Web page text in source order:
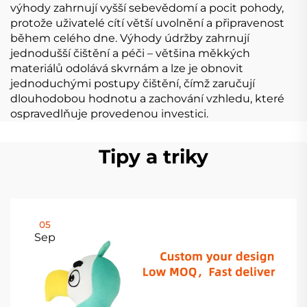
výhody zahrnují vyšší sebevědomí a pocit pohody,
protože uživatelé cítí větší uvolnění a připravenost
během celého dne. Výhody údržby zahrnují
jednodušší čištění a péči – většina měkkých
materiálů odolává skvrnám a lze je obnovit
jednoduchými postupy čištění, čímž zaručují
dlouhodobou hodnotu a zachování vzhledu, které
ospravedlňuje provedenou investici.
Tipy a triky
05
Sep